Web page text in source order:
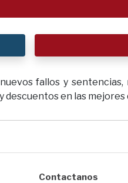
fallos y
descuentos en las
Contactanos